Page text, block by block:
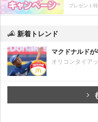
プレゼント
新着トレンド
マクドナルドが
オリコンタイア